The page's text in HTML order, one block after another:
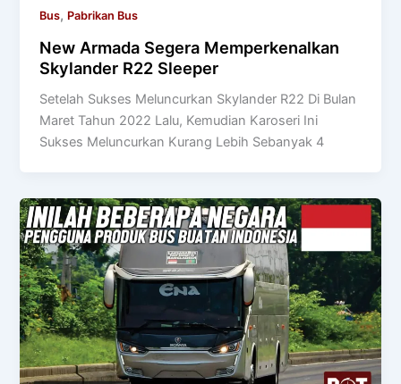
Bus, Pabrikan Bus
New Armada Segera Memperkenalkan
Skylander R22 Sleeper
Setelah Sukses Meluncurkan Skylander R22 Di Bulan
Maret Tahun 2022 Lalu, Kemudian Karoseri Ini
Sukses Meluncurkan Kurang Lebih Sebanyak 4